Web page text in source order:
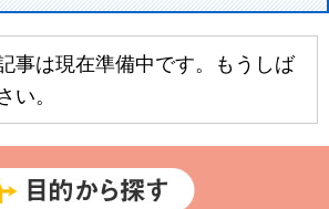
事は現在準備中です。もうしば
い。